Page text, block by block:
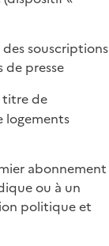
souscriptions
presse
titre de
logements
abonnement
ou à un
politique et